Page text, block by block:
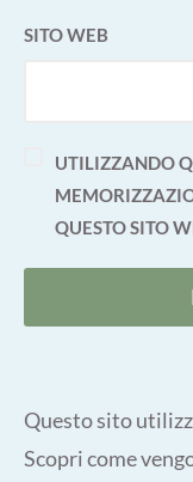
SITO WEB
UTILIZZANDO
QUESTO SITO
Questo sito
Scopri come